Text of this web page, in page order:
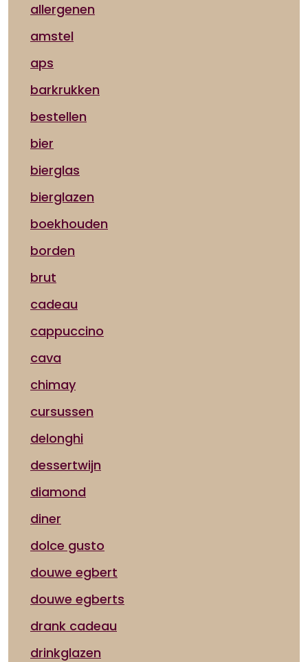
allergenen
amstel
aps
barkrukken
bestellen
bier
bierglas
bierglazen
boekhouden
borden
brut
cadeau
cappuccino
cava
chimay
cursussen
delonghi
dessertwijn
diamond
diner
dolce gusto
douwe egbert
douwe egberts
drank cadeau
drinkglazen